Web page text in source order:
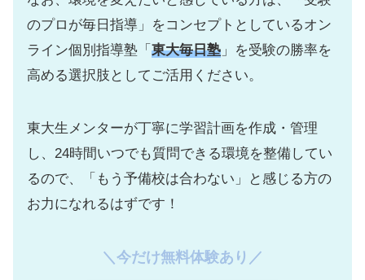
のプロが毎日指導」をコンセプトとしているオン
ライン個別指導塾「 東大毎日塾 」を受験の勝率を
高める選択肢としてご活用ください。
東大生メンターが丁寧に学習計画を作成・管理
し、24時間いつでも質問できる環境を整備してい
るので、「もう予備校は合わない」と感じる方の
お力になれるはずです！
＼今だけ無料体験あり／